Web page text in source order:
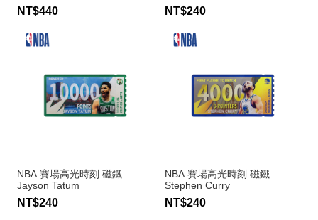
NT$440 NT$240
NBA 賽場高光時刻 磁鐵
Jayson Tatum
NT$240
NBA 賽場高光時刻 磁鐵
Stephen Curry
NT$240